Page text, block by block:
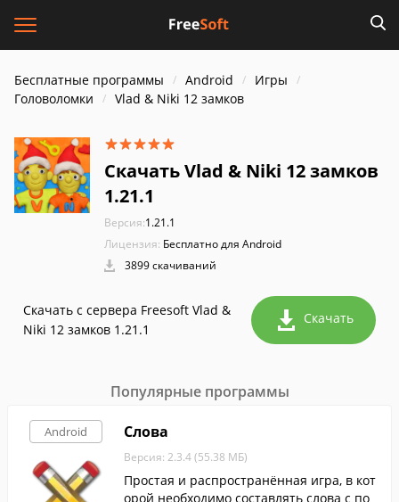
Бесплатные программы Android
Игры
Головоломки
Vlad & Niki 12 замков
Скачать Vlad & Niki 12 замков
1.21.1
Версия:1.21.1
Лицензия: Бесплатно для Android
3899 скачиваний
Скачать с сервера Freesoft Vlad &
Niki 12 замков 1.21.1
Скачать
Популярные программы
Android Слова
Версия: 2.3.4 (55.38 МБ)
Простая и распространённая игра, в кот
орой необходимо составлять слова с по